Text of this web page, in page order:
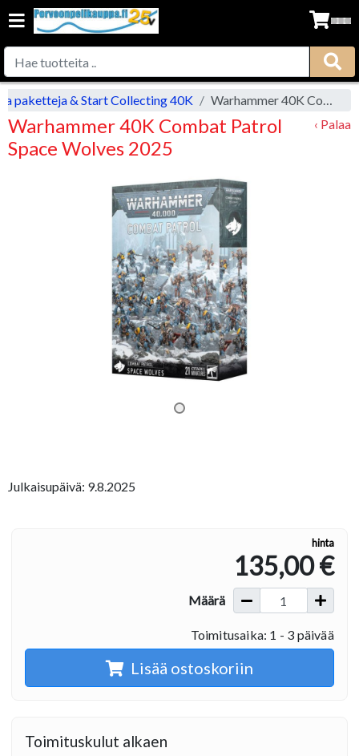
paketteja & Start Collecting 40K Warhammer 40K Combat Patrol Space Wolves 2025
Warhammer 40K Combat Patrol
Space Wolves 2025
‹ Palaa
Julkaisupäivä: 9.8.2025
hinta
135,00 €
Määrä
Toimitusaika: 1 - 3 päivää
Lisää ostoskoriin
Toimituskulut alkaen